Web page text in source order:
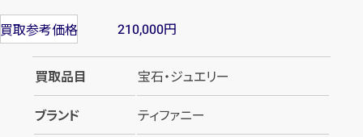
買取参考価格 210,000円
買取品目
宝石・ジュエリー
ブランド
ティファニー